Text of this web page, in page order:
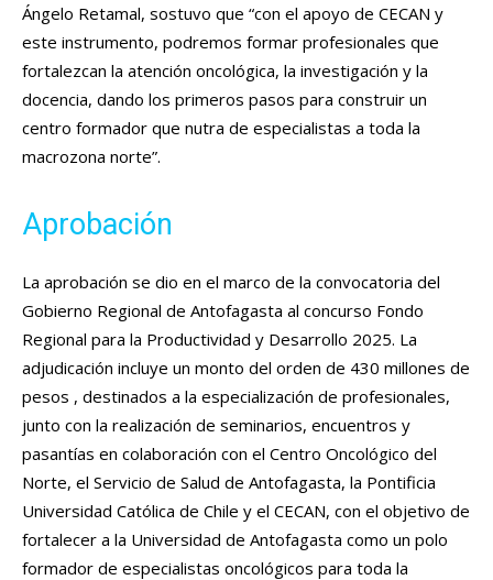
Ángelo Retamal, sostuvo que “con el apoyo de CECAN y
este instrumento, podremos formar profesionales que
fortalezcan la atención oncológica, la investigación y la
docencia, dando los primeros pasos para construir un
centro formador que nutra de especialistas a toda la
macrozona norte”.
Aprobación
La aprobación se dio en el marco de la convocatoria del
Gobierno Regional de Antofagasta al concurso Fondo
Regional para la Productividad y Desarrollo 2025. La
adjudicación incluye un monto del orden de 430 millones de
pesos , destinados a la especialización de profesionales,
junto con la realización de seminarios, encuentros y
pasantías en colaboración con el Centro Oncológico del
Norte, el Servicio de Salud de Antofagasta, la Pontificia
Universidad Católica de Chile y el CECAN, con el objetivo de
fortalecer a la Universidad de Antofagasta como un polo
formador de especialistas oncológicos para toda la